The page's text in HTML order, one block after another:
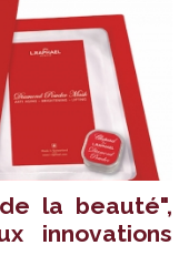
la beauté",
innovations